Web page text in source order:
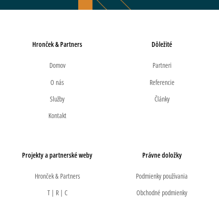
Hronček & Partners
Domov
O nás
Služby
Kontakt
Dôležité
Partneri
Referencie
Články
Projekty a partnerské weby
Hronček & Partners
T | R | C
Právne doložky
Podmienky používania
Obchodné podmienky